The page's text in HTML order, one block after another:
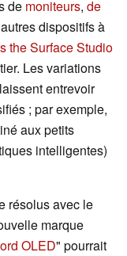
de moniteurs, de
dispositifs à
the Surface Studio
Les variations
entrevoir
; par exemple,
aux petits
intelligentes)
résolus avec le
marque
OLED" pourrait